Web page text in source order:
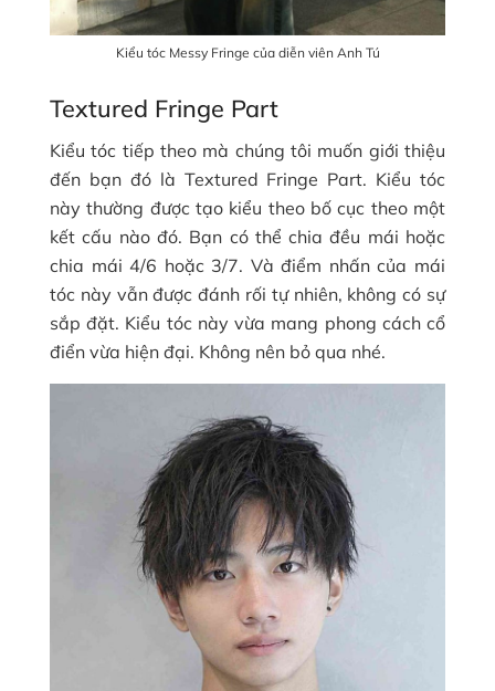
Kiểu tóc Messy Fringe của diễn viên Anh Tú
Textured Fringe Part
Kiểu tóc tiếp theo mà chúng tôi muốn giới thiệu
đến bạn đó là Textured Fringe Part. Kiểu tóc
này thường được tạo kiểu theo bố cục theo một
kết cấu nào đó. Bạn có thể chia đều mái hoặc
chia mái 4/6 hoặc 3/7. Và điểm nhấn của mái
tóc này vẫn được đánh rối tự nhiên, không có sự
sắp đặt. Kiểu tóc này vừa mang phong cách cổ
điển vừa hiện đại. Không nên bỏ qua nhé.